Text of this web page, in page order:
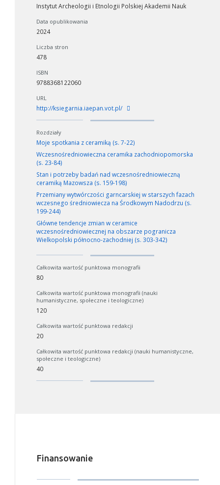
W zależności od ilości danych do przetworzenia generowanie pliku
może się wydłużyć.
Instytut Archeologii i Etnologii Polskiej Akademii Nauk
Data opublikowania
2024
Liczba stron
478
ISBN
9788368122060
URL
http://ksiegarnia.iaepan.vot.pl/
Rozdziały
Moje spotkania z ceramiką (s. 7-22)
Wczesnośredniowieczna ceramika zachodniopomorska
(s. 23-84)
Stan i potrzeby badań nad wczesnośredniowieczną
ceramiką Mazowsza (s. 159-198)
Przemiany wytwórczości garncarskiej w starszych fazach
wczesnego średniowiecza na Środkowym Nadodrzu (s.
199-244)
Główne tendencje zmian w ceramice
wczesnośredniowiecznej na obszarze pogranicza
Wielkopolski północno-zachodniej (s. 303-342)
Całkowita wartość punktowa monografii
80
Całkowita wartość punktowa monografii (nauki
humanistyczne, społeczne i teologiczne)
120
Całkowita wartość punktowa redakcji
20
Całkowita wartość punktowa redakcji (nauki humanistyczne,
społeczne i teologiczne)
40
Finansowanie